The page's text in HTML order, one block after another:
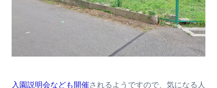
入園説明会なども開催されるようですので、気になる人